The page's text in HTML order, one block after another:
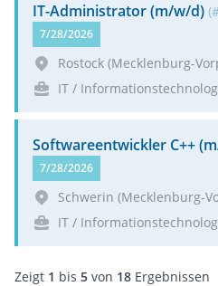
IT-Admi­nis­trator (m/w/d)
7/28/2026
Rostock (Mecklenburg-
IT /
Soft­wa­re­ent­wickler C++
7/28/2026
Schwerin (Mecklenburg-
IT /
Zeigt 1 bis 5 von 18 Ergebnissen